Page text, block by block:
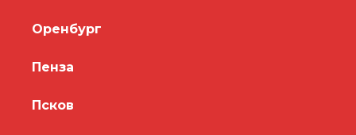
Оренбург
Пенза
Псков